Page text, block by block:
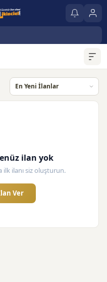
ilan yok
ilanı siz oluşturun.
Ver